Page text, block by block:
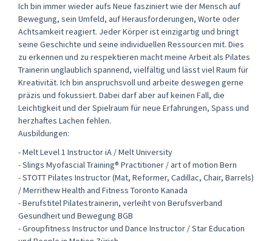
Ich bin immer wieder aufs Neue fasziniert wie der Mensch auf
Bewegung, sein Umfeld, auf Herausforderungen, Worte oder
Achtsamkeit reagiert. Jeder Körper ist einzigartig und bringt
seine Geschichte und seine individuellen Ressourcen mit. Dies
zu erkennen und zu respektieren macht meine Arbeit als Pilates
Trainerin unglaublich spannend, vielfältig und lässt viel Raum für
Kreativität. Ich bin anspruchsvoll und arbeite deswegen gerne
präzis und fokussiert. Dabei darf aber auf keinen Fall, die
Leichtigkeit und der Spielraum für neue Erfahrungen, Spass und
herzhaftes Lachen fehlen.
Ausbildungen:
- Melt Level 1 Instructor iA / Melt University
- Slings Myofascial Training® Practitioner / art of motion Bern
- STOTT Pilates Instructor (Mat, Reformer, Cadillac, Chair, Barrels)
/ Merrithew Health and Fitness Toronto Kanada
- Berufstitel Pilatestrainerin, verleiht von Berufsverband
Gesundheit und Bewegung BGB
- Groupfitness Instructor und Dance Instructor / Star Education